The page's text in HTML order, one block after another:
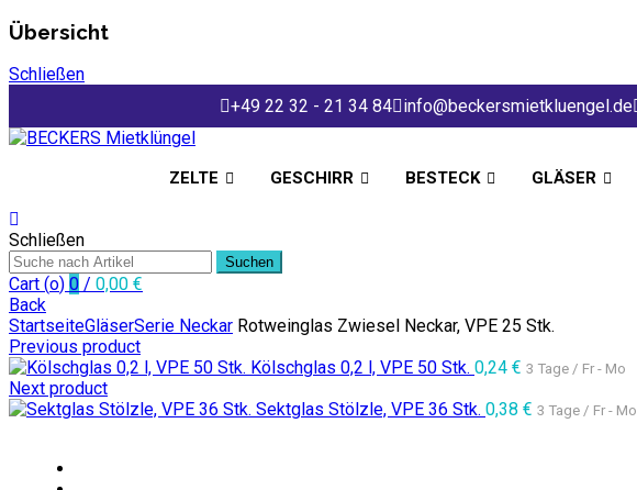
Übersicht
Schließen
+49 22 32 - 21 34 84 info@beckersmietkluengel.de
ZELTE GESCHIRR BESTECK GLÄSER
Schließen
Suchen
Cart (o) 0 / 0,00 €
Back
StartseiteGläserSerie Neckar Rotweinglas Zwiesel Neckar, VPE 25 Stk.
Previous product
Kölschglas 0,2 l, VPE 50 Stk. 0,24 € 3 Tage / Fr - Mo
Next product
Sektglas Stölzle, VPE 36 Stk. 0,38 € 3 Tage / Fr - Mo